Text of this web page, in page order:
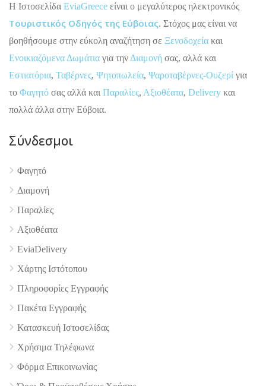
H Ιστοσελίδα EviaGreece είναι ο μεγαλύτερος ηλεκτρονικός
Τουριστικός Οδηγός της Εύβοιας. Στόχος μας είναι να
βοηθήσουμε στην εύκολη αναζήτηση σε Ξενοδοχεία και
Ενοικιαζόμενα Δωμάτια για την Διαμονή σας, αλλά και
Εστιατόρια, Ταβέρνες, Ψητοπωλεία, Ψαροταβέρνες-Ουζερί για
το Φαγητό σας αλλά και Παραλίες, Αξιοθέατα, Delivery και
πολλά άλλα στην Εύβοια.
Σύνδεσμοι
Φαγητό
Διαμονή
Παραλίες
Αξιοθέατα
EviaDelivery
Χάρτης Ιστότοπου
Πληροφορίες Εγγραφής
Πακέτα Εγγραφής
Κατασκευή Ιστοσελίδας
Χρήσιμα Τηλέφωνα
Φόρμα Επικοινωνίας